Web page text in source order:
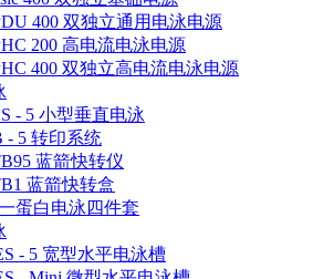
400 双独立通用电泳电源
200 高电流电泳电源
400 双独立高电流电泳电源
- 5 小型垂直电泳
- 5 转印系统
蓝箭快转仪
蓝箭快转盒
蛋白电泳四件套
- 5 宽型水平电泳槽